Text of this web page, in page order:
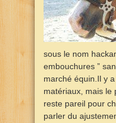
sous le nom
embouchures ”
marché équin.Il y
matériaux, mais le
reste pareil pour
parler du